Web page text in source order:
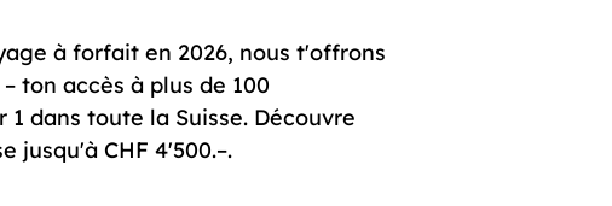
à forfait en 2026, nous t'offrons
ton accès à plus de 100
dans toute la Suisse. Découvre
jusqu'à CHF 4'500.–.